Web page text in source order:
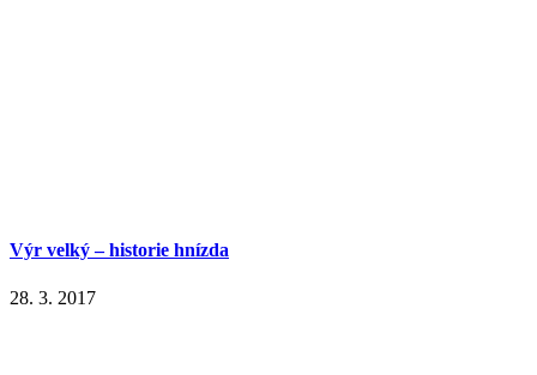
Výr velký – historie hnízda
28. 3. 2017